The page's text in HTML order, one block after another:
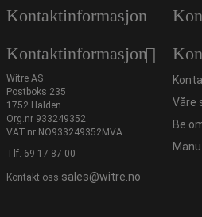
Kontaktinformasjon
Kontaktinformasjon
Witre AS
Postboks 235
1752 Halden
Org.nr 933249352
VAT.nr NO933249352MVA
Tlf. 69 17 87 00
Kontakt oss sales@witre.no
Våre
Be